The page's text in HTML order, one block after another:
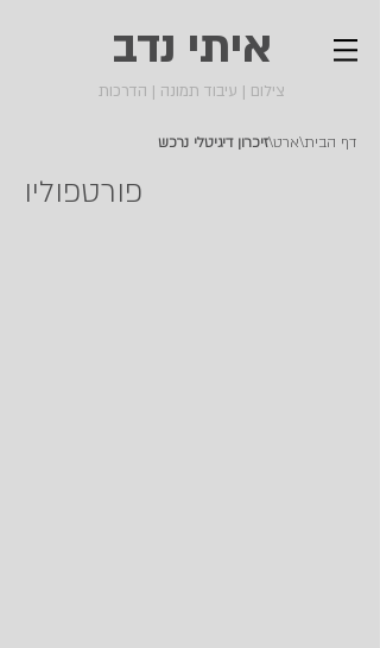
איתי נדב
צילום | עיבוד תמונה | הדרכות
דף הבית\ארט\זיכרון דיגיטלי נרכש
פורטפוליו